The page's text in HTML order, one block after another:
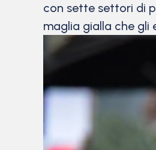
con sette settori di
maglia gialla che gli